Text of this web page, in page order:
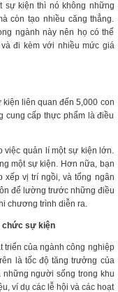
sự kiện thì nó không những
còn tạo nhiều căng thẳng.
ngành này nên họ có thể
đi kèm với nhiều mức giá
kiện liên quan đến 5,000 con
cung cấp thực phẩm là điều
việc quản lí một sự kiện lớn.
một sự kiện. Hơn nữa, bạn
xếp vị trí ngồi, và tổng ngân
để lường trước những điều
chương trình diễn ra.
chức sự kiện
triển của ngành công nghiệp
là tốc độ tăng trưởng của
những người sống trong khu
ví dụ các lễ hội và các hoạt